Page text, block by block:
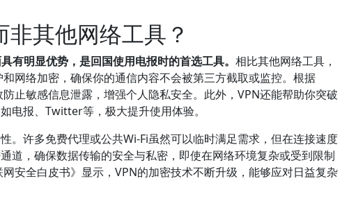
其他网络工具？
有明显优势，是回国使用电报时的首选工具。 相比其他网络工具，
网络加密，确保你的通信内容不会被第三方截取或监控。根据
止敏感信息泄露，增强个人隐私安全。此外，VPN还能帮助你突破
电报、Twitter等，极大提升使用体验。
。许多免费代理或公共Wi-Fi虽然可以临时满足需求，但在连接速度
道，确保数据传输的安全与私密，即使在网络环境复杂或受到限制
安全白皮书》显示，VPN的加密技术不断升级，能够应对日益复杂